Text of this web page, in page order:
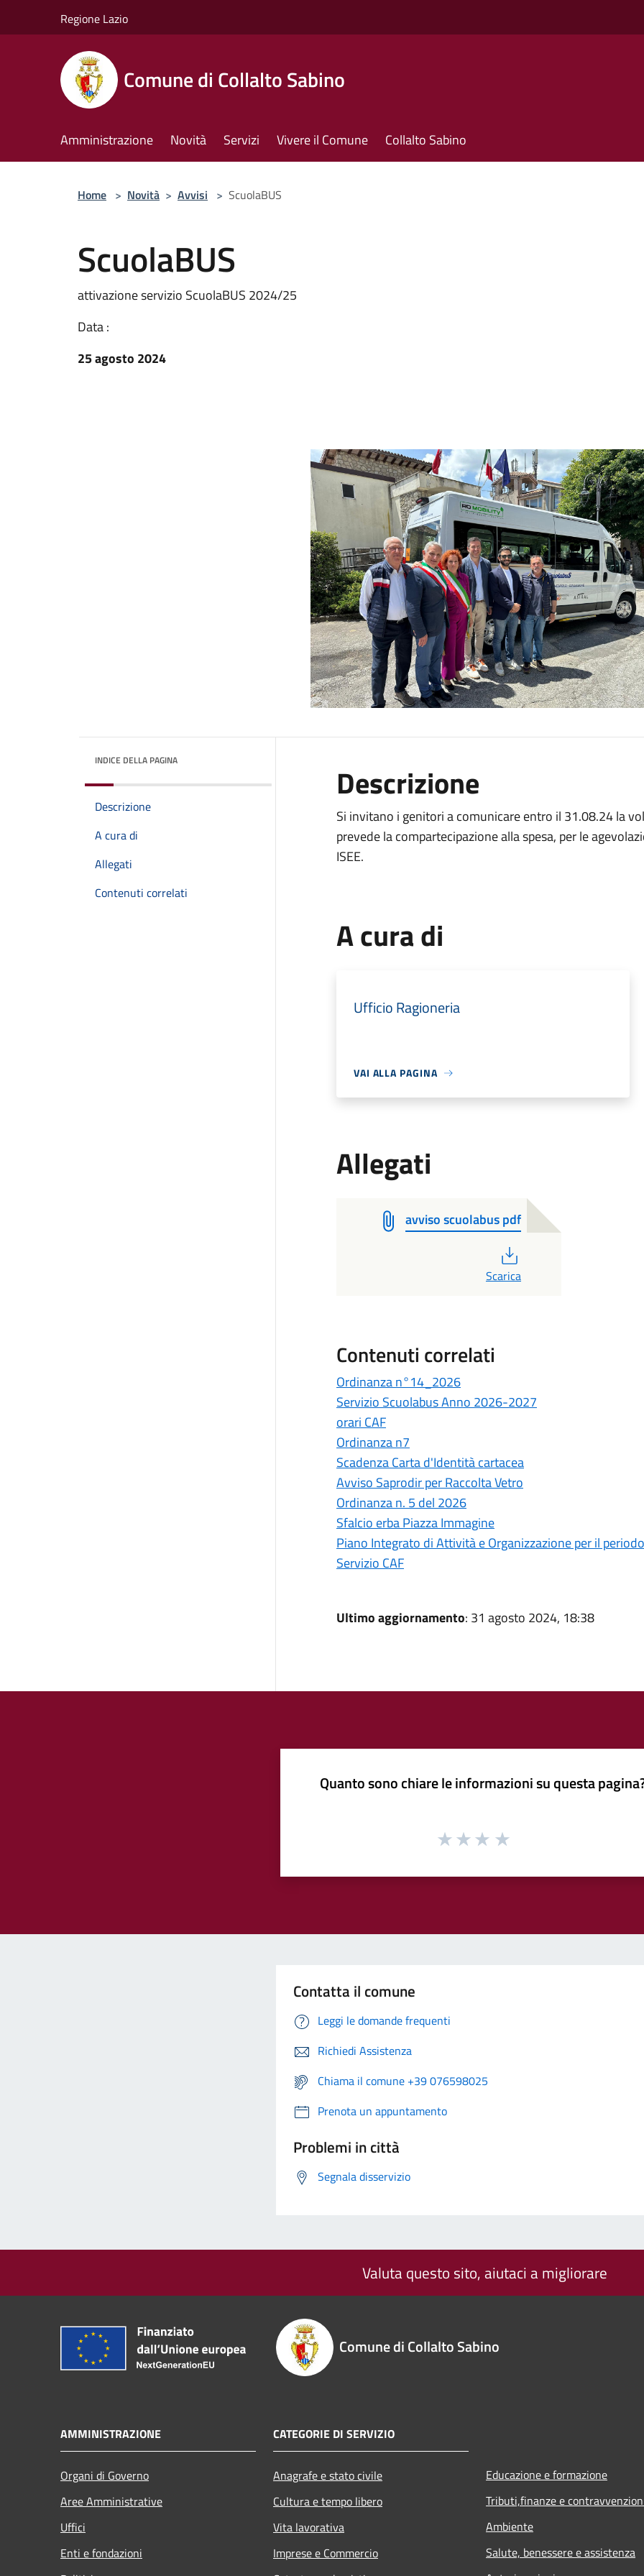
Regione Lazio
Comune di Collalto Sabino
Amministrazione Novità Servizi Vivere il Comune Collalto Sabino
Home > Novità > Avvisi > ScuolaBUS
ScuolaBUS
attivazione servizio ScuolaBUS 2024/25
Data :
25 agosto 2024
INDICE DELLA PAGINA
Descrizione
A cura di
Allegati
Contenuti correlati
Descrizione
Si invitano i genitori a comunicare entro il 31.08.24 la
prevede la compartecipazione alla spesa, per le
ISEE.
A cura di
Ufficio Ragioneria
VAI ALLA PAGINA
Allegati
avviso scuolabus pdf
Scarica
Contenuti correlati
Ordinanza n°14_2026
Servizio Scuolabus Anno 2026-2027
orari CAF
Ordinanza n7
Scadenza Carta d'Identità cartacea
Avviso Saprodir per Raccolta Vetro
Ordinanza n. 5 del 2026
Sfalcio erba Piazza Immagine
Piano Integrato di Attività e Organizzazione per il
Servizio CAF
Ultimo aggiornamento: 31 agosto 2024, 18:38
Quanto sono chiare le informazioni su questa
Contatta il comune
Leggi le domande frequenti
Richiedi Assistenza
Chiama il comune +39 076598025
Prenota un appuntamento
Problemi in città
Segnala disservizio
Valuta questo sito, aiutaci a migliorare
Comune di Collalto Sabino
AMMINISTRAZIONE
Organi di Governo
Aree Amministrative
Uffici
Enti e fondazioni
CATEGORIE DI SERVIZIO
Anagrafe e stato civile
Cultura e tempo libero
Vita lavorativa
Imprese e Commercio
Educazione e formazione
Tributi,finanze e
Ambiente
Salute, benessere e assistenza